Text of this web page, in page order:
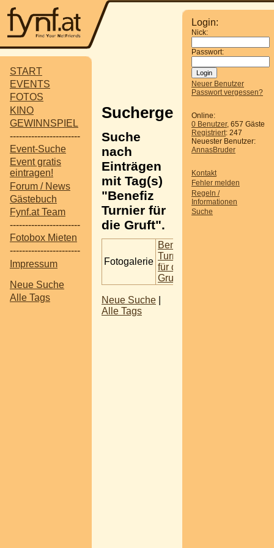
START
EVENTS
FOTOS
KINO
GEWINNSPIEL
-----------------------
Event-Suche
Event gratis
eintragen!
Forum / News
Gästebuch
Fynf.at Team
-----------------------
Fotobox Mieten
-----------------------
Impressum
Neue Suche
Alle Tags
Login:
Nick:
Passwort:
Neuer Benutzer
Passwort vergessen?
Online:
0 Benutzer, 657 Gäste
Registriert: 247
Neuester Benutzer:
AnnasBruder
Kontakt
Fehler melden
Regeln /
Informationen
Suche
Suchergebnisse
Suche
nach
Einträgen
mit Tag(s)
"Benefiz
Turnier für
die Gruft".
Fotogalerie
Benefiz
Turnier
für die
Gruft
Neue Suche
Alle Tags